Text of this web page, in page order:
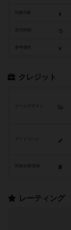
参考価格
クレジット
ゲームデザイン
アートワーク
レーティング